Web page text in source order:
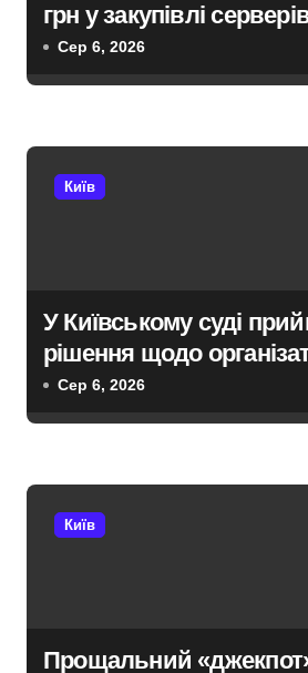
п
и
с
грн у закупівлі
Києва висунула
Сер 6, 2026
Київ
У Київському суді
рішення щодо
ботоферми для
Сер 6, 2026
Київ
Прощальний